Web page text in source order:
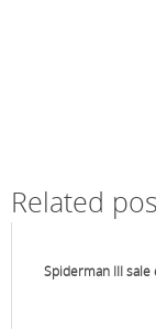
Related
Spiderman III sale